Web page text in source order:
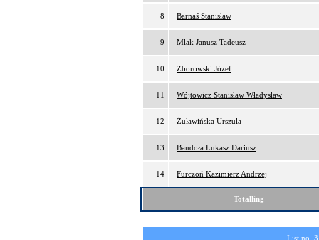
8 Barnaś Stanisław
9 Mlak Janusz Tadeusz
10 Zborowski Józef
11 Wójtowicz Stanisław Władysław
12 Żuławińska Urszula
13 Bandoła Łukasz Dariusz
14 Furczoń Kazimierz Andrzej
Totalling
List no.